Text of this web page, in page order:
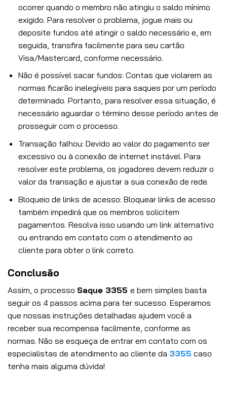
ocorrer quando o membro não atingiu o saldo mínimo
exigido. Para resolver o problema, jogue mais ou
deposite fundos até atingir o saldo necessário e, em
seguida, transfira facilmente para seu cartão
Visa/Mastercard, conforme necessário.
Não é possível sacar fundos: Contas que violarem as
normas ficarão inelegíveis para saques por um período
determinado. Portanto, para resolver essa situação, é
necessário aguardar o término desse período antes de
prosseguir com o processo.
Transação falhou: Devido ao valor do pagamento ser
excessivo ou à conexão de internet instável. Para
resolver este problema, os jogadores devem reduzir o
valor da transação e ajustar a sua conexão de rede.
Bloqueio de links de acesso: Bloquear links de acesso
também impedirá que os membros solicitem
pagamentos. Resolva isso usando um link alternativo
ou entrando em contato com o atendimento ao
cliente para obter o link correto.
Conclusão
Assim, o processo Saque 3355 e bem simples basta
seguir os 4 passos acima para ter sucesso. Esperamos
que nossas instruções detalhadas ajudem você a
receber sua recompensa facilmente, conforme as
normas. Não se esqueça de entrar em contato com os
especialistas de atendimento ao cliente da 3355 caso
tenha mais alguma dúvida!